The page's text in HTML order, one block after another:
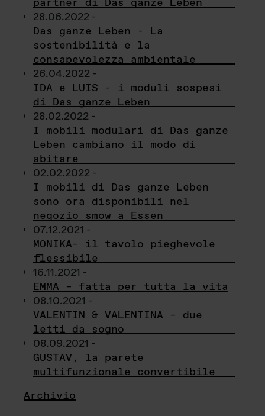
28.06.2022 -
Das ganze Leben - La
sostenibilità e la
consapevolezza ambientale
26.04.2022 -
IDA e LUIS - i moduli sospesi
di Das ganze Leben
28.02.2022 -
I mobili modulari di Das ganze
Leben cambiano il modo di
abitare
02.02.2022 -
I mobili di Das ganze Leben
sono ora disponibili nel
negozio smow a Essen
07.12.2021 -
MONIKA– il tavolo pieghevole
flessibile
16.11.2021 -
EMMA – fatta per tutta la vita
08.10.2021 -
VALENTIN & VALENTINA – due
letti da sogno
08.09.2021 -
GUSTAV, la parete
multifunzionale convertibile
Archivio